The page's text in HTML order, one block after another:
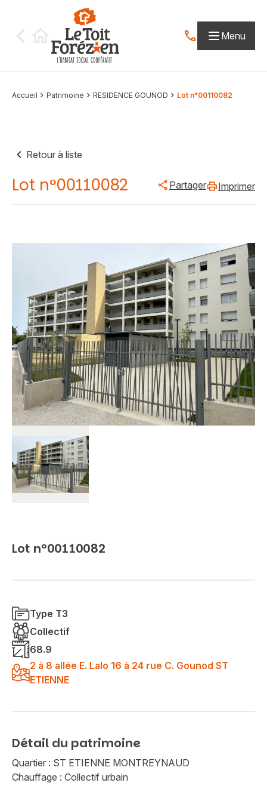
Contactez-nous
Menu
Accueil Patrimoine RESIDENCE GOUNOD Lot n°00110082
Retour à liste
Lot n°00110082 Partager Imprimer
Lot n°00110082
Type T3
Collectif
68.9
2 à 8 allée E. Lalo 16 à 24 rue C. Gounod ST
ETIENNE
Détail du patrimoine
Quartier : ST ETIENNE MONTREYNAUD
Chauffage : Collectif urbain